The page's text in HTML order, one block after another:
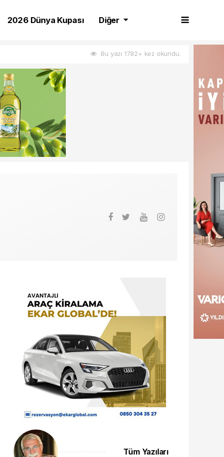
2026 Dünya Kupası
Diğer
Bu yazı 1782+ kez okundu.
Tüm Yazıları